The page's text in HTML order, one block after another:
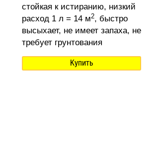
стойкая к истиранию, низкий
расход 1 л = 14 м2, быстро
высыхает, не имеет запаха, не
требует грунтования
Купить